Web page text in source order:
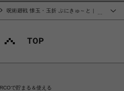
呪術廻戦 懐玉・玉折 ぷにきゅ～と | ク
で貯まる＆使える